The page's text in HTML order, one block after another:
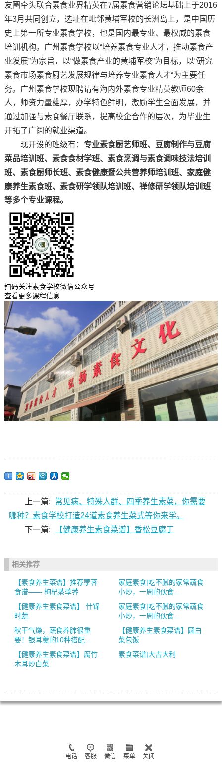
友圈牵头联合素食业界精英在7届素食营销论坛基础上于2016
年3月共同创立，选址在毗邻黄埔军校的长洲岛上，是中国历
史上第一所专业素食学校，也是国内最专业、最权威的素食
培训机构。广州素食学校以“培养素食专业人才，推动素食产
业发展”为宗旨，以“做素食产业的黄埔军校”为目标，以“研究
素食市场素食厨艺发展规律与培养专业素食人才“为主要任
务。广州素食学校现聘请有海内外素食专业精英教师60余
人，师资力量雄厚，办学特色鲜明，激励学生全面发展，并
通过加强与素食餐厅联系，提高校企合作的层次，为毕业生
开拓了广阔的就业渠道。
现开设的班级有： 专业素食厨艺师班、豆腐制作与豆腐
菜品培训班、素食食材学班、素食烹调与素食调味技法培训
班、素食厨师长班、素食健康暨公共营养师培训班、家庭健
康养生素食班、素食研学领队培训班、禅修研学领队培训班
等多个专业课程。
扫码关注素食学校微信公众号
查看更多课程信息
上一篇:
常见病、特殊人群、四季养生素菜，你需要
哪种？素食学校打造24道素食养生菜式等你来学。
下一篇:
【健康养生素食菜谱】香松豆腐丁
相关推荐
【素食养生菜谱】推荐荸荠
食谱—— 枸杞蒸荸荠
家庭素食|吃不腻的家常蔬食
小炒，一周的伙食...
【健康养生素食菜谱】 什锦
时蔬
家庭素食|吃不腻的家常蔬食
小炒，一周的伙食...
秋干气燥，蔬食养肺很重
要！银耳羹的10种搭配...
【健康养生素食菜谱】圆白
菜包饭
【健康养生素食菜谱】腐竹
木耳炒白菜
素食菜谱|大吉大利
电话 客服 微信 菜单 关闭